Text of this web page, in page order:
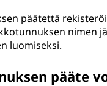
päätettä
nimen
luomiseksi.
pääte